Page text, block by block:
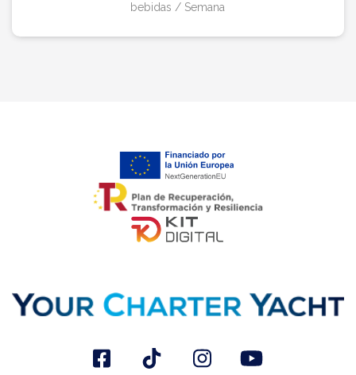
bebidas / Semana